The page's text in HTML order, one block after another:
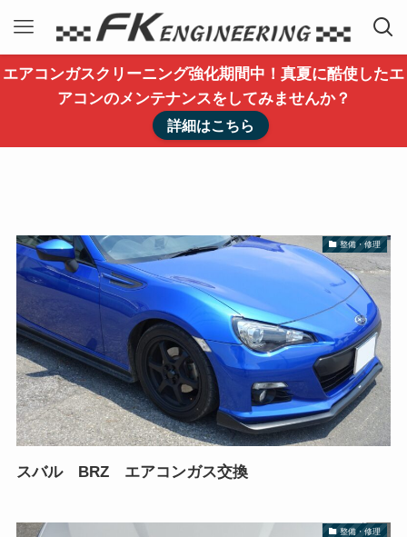
エアコンガスクリーニング強化期間中！真夏に酷使したエ
アコンのメンテナンスをしてみませんか？
詳細はこちら
整備・修理
スバル BRZ エアコンガス交換
整備・修理